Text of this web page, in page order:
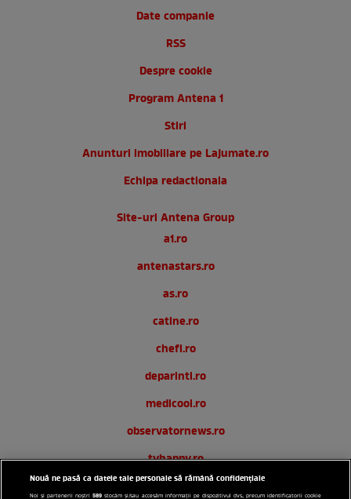
Date companie
RSS
Despre cookie
Program Antena 1
Stiri
Anunturi imobiliare pe Lajumate.ro
Echipa redactionala
Site-uri Antena Group
a1.ro
antenastars.ro
as.ro
catine.ro
chefi.ro
deparinti.ro
medicool.ro
observatornews.ro
tvhappy.ro
useit.ro
Nouă ne pasă ca datele tale personale să rămână confidențiale
Noi și partenerii noștri589 stocăm și/sau accesăm informații pe dispozitivul dvs., precum identificatorii cookie